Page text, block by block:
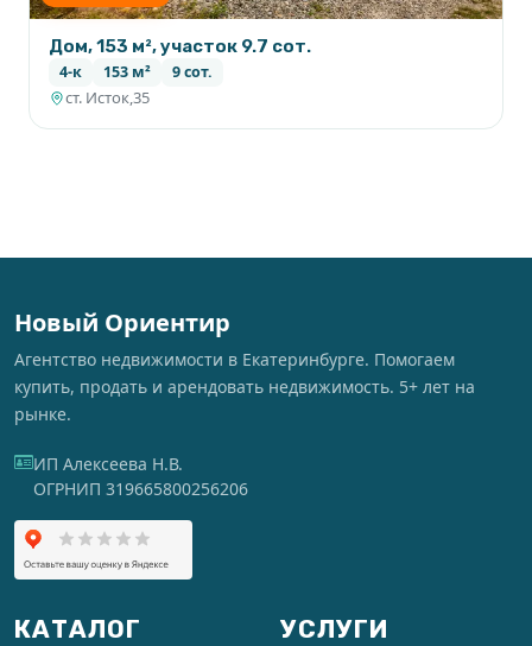
Дом, 153 м², участок 9.7 сот.
4-к 153 м² 9 сот.
ст. Исток,35
Новый Ориентир
Агентство недвижимости в Екатеринбурге. Помогаем
купить, продать и арендовать недвижимость. 5+ лет на
рынке.
ИП Алексеева Н.В.
ОГРНИП 319665800256206
КАТАЛОГ УСЛУГИ